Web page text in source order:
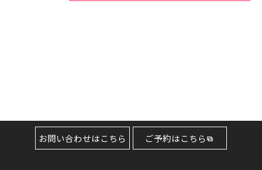
お問い合わせはこちら ご予約はこちら